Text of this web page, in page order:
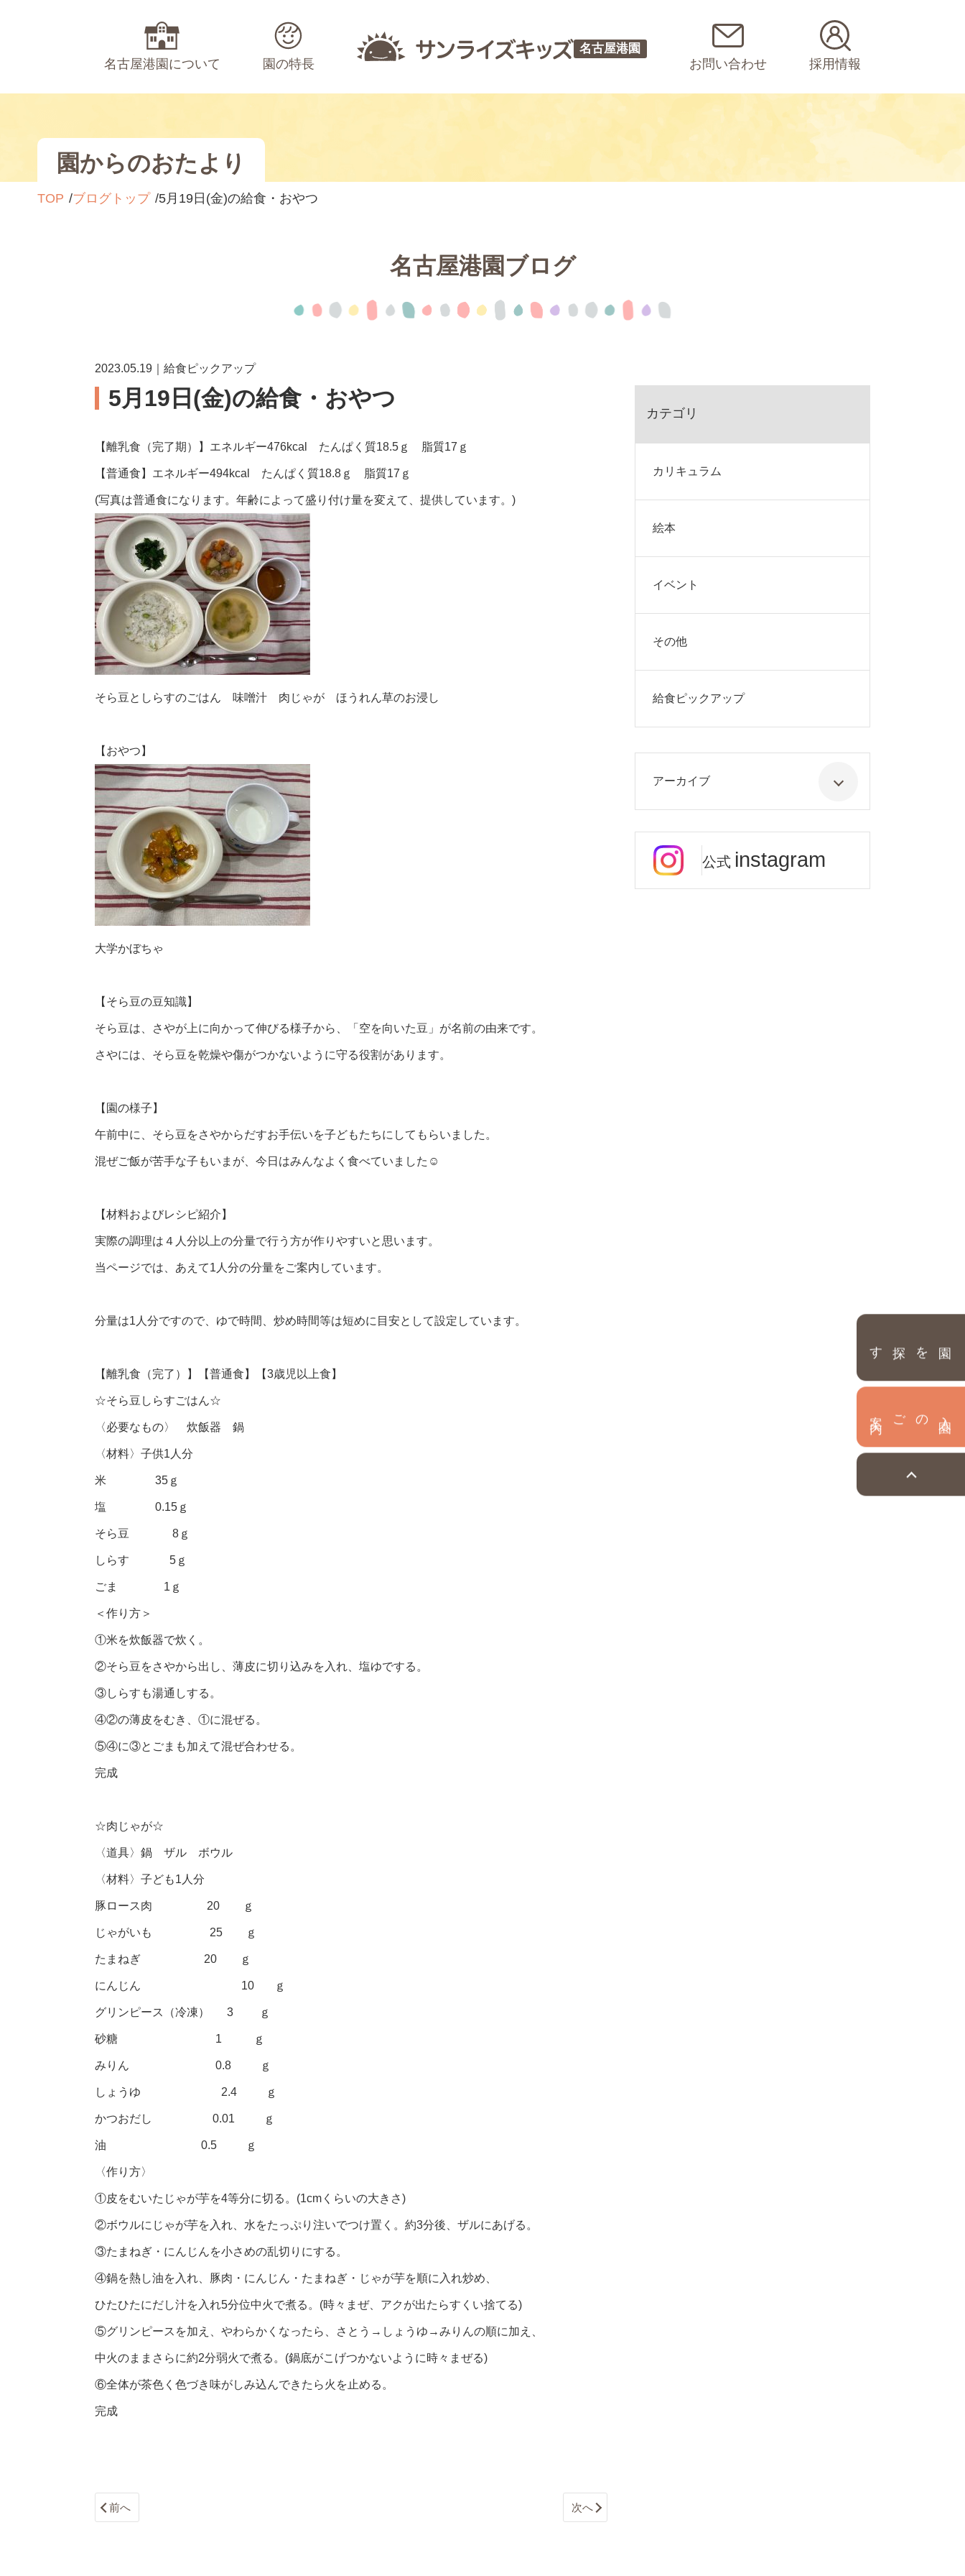
名古屋港園について 園の特長
名古屋港園
お問い合わせ 採用情報
園を探す
園からのおたより
TOP ブログトップ 5月19日(金)の給食・おやつ
名古屋港園ブログ
2023.05.19｜給食ピックアップ
5月19日(金)の給食・おやつ
【離乳食（完了期）】エネルギー476kcal たんぱく質18.5ｇ 脂質17ｇ
【普通食】エネルギー494kcal たんぱく質18.8ｇ 脂質17ｇ
(写真は普通食になります。年齢によって盛り付け量を変えて、提供しています。)
そら豆としらすのごはん 味噌汁 肉じゃが ほうれん草のお浸し
【おやつ】
大学かぼちゃ
【そら豆の豆知識】
そら豆は、さやが上に向かって伸びる様子から、「空を向いた豆」が名前の由来です。
さやには、そら豆を乾燥や傷がつかないように守る役割があります。
【園の様子】
午前中に、そら豆をさやからだすお手伝いを子どもたちにしてもらいました。
混ぜご飯が苦手な子もいまが、今日はみんなよく食べていました☺
【材料およびレシピ紹介】
実際の調理は４人分以上の分量で行う方が作りやすいと思います。
当ページでは、あえて1人分の分量をご案内しています。
分量は1人分ですので、ゆで時間、炒め時間等は短めに目安として設定しています。
【離乳食（完了）】【普通食】【3歳児以上食】
☆そら豆しらすごはん☆
〈必要なもの〉 炊飯器 鍋
〈材料〉子供1人分
米 35ｇ
塩 0.15ｇ
そら豆 8ｇ
しらす 5ｇ
ごま 1ｇ
＜作り方＞
①米を炊飯器で炊く。
②そら豆をさやから出し、薄皮に切り込みを入れ、塩ゆでする。
③しらすも湯通しする。
④②の薄皮をむき、①に混ぜる。
⑤④に③とごまも加えて混ぜ合わせる。
完成
☆肉じゃが☆
〈道具〉鍋 ザル ボウル
〈材料〉子ども1人分
豚ロース肉 20 ｇ
じゃがいも 25 ｇ
たまねぎ 20 ｇ
にんじん 10 ｇ
グリンピース（冷凍） 3 ｇ
砂糖 1 ｇ
みりん 0.8 ｇ
しょうゆ 2.4 ｇ
かつおだし 0.01 ｇ
油 0.5 ｇ
〈作り方〉
①皮をむいたじゃが芋を4等分に切る。(1cmくらいの大きさ)
②ボウルにじゃが芋を入れ、水をたっぷり注いでつけ置く。約3分後、ザルにあげる。
③たまねぎ・にんじんを小さめの乱切りにする。
④鍋を熱し油を入れ、豚肉・にんじん・たまねぎ・じゃが芋を順に入れ炒め、
ひたひたにだし汁を入れ5分位中火で煮る。(時々まぜ、アクが出たらすくい捨てる)
⑤グリンピースを加え、やわらかくなったら、さとう→しょうゆ→みりんの順に加え、
中火のままさらに約2分弱火で煮る。(鍋底がこげつかないように時々まぜる)
⑥全体が茶色く色づき味がしみ込んできたら火を止める。
完成
前へ 次へ
カテゴリ
カリキュラム
絵本
イベント
その他
給食ピックアップ
アーカイブ
公式 instagram